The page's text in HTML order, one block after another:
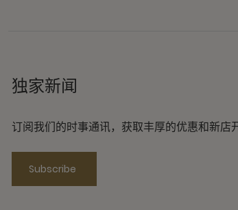
独家新闻
订阅我们的时事通讯，获取丰厚的优惠和新店
Subscribe